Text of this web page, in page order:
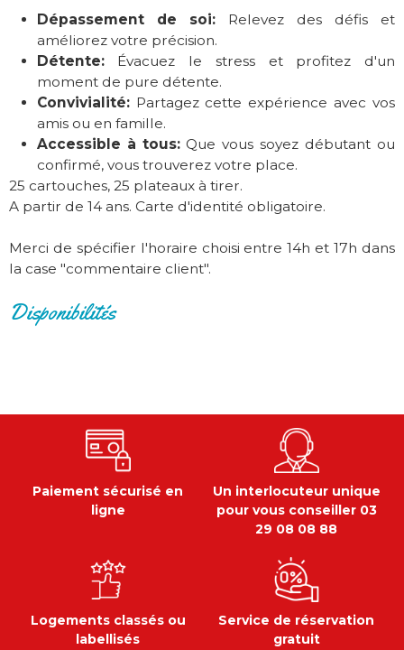
Dépassement de soi:Relevez des défis et
améliorez votre précision.
Détente:Évacuez le stress et profitez d'un
moment de pure détente.
Convivialité:Partagez cette expérience avec vos
amis ou en famille.
Accessible à tous:Que vous soyez débutant ou
confirmé, vous trouverez votre place.
25 cartouches, 25 plateaux à tirer.
A partir de 14 ans. Carte d'identité obligatoire.
Merci de spécifier l'horaire choisi entre 14h et 17h dans
la case "commentaire client".
Disponibilités
Paiement sécurisé en
ligne
Un interlocuteur unique
pour vous conseiller 03
29 08 08 88
Logements classés ou
labellisés
Service de réservation
gratuit